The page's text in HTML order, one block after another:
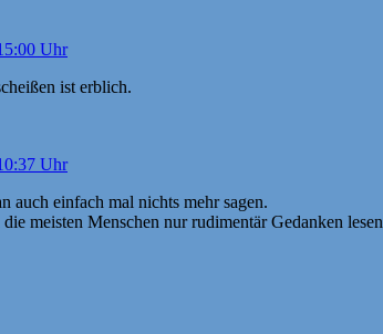
Uhr
ist erblich.
Uhr
auch einfach mal nichts mehr sagen.
meisten Menschen nur rudimentär Gedanken